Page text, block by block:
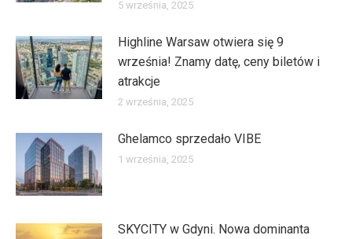
5 września, 2025
Highline Warsaw otwiera się 9
września! Znamy datę, ceny biletów i
atrakcje
2 września, 2025
Ghelamco sprzedało VIBE
1 września, 2025
SKYCITY w Gdyni. Nowa dominanta